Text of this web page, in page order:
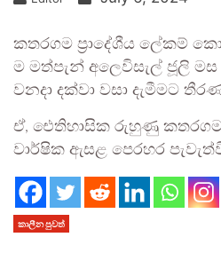
කතරගම ප්‍රාදේශීය ලේකම්
ම මත්පැන් අලෙවිසැල් ජූලි මස
වනදා දක්වා වසා දැමීමට
ඒ, ඓතිහාසික රුහුණු කතරගම
වාර්ෂික ඇසළ පෙරහර
කාලීන පුවත්